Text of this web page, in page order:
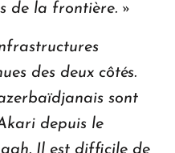
de la frontière. »
des deux côtés.
sont
depuis le